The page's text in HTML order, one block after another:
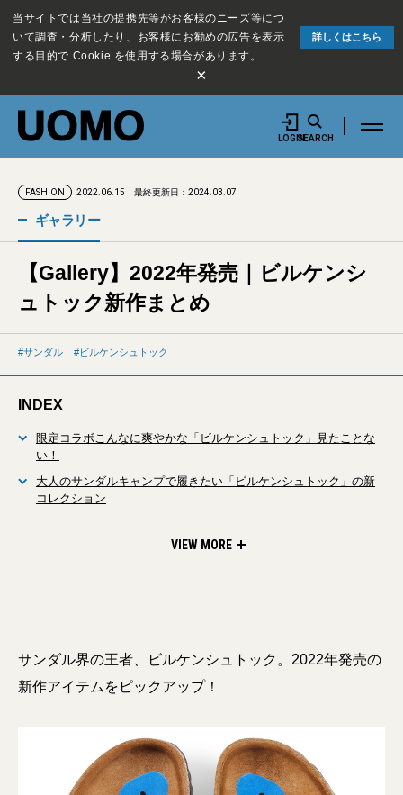
当サイトでは当社の提携先等がお客様のニーズ等につ
いて調査・分析したり、お客様にお勧めの広告を表示
する目的で Cookie を使用する場合があります。
詳しくはこちら
×
LOGINSEARCH
FASHION 2022.06.15 最終更新日：2024.03.07
ギャラリー
【Gallery】2022年発売｜ビルケンシ
ュトック新作まとめ
サンダル ビルケンシュトック
INDEX
限定コラボこんなに爽やかな「ビルケンシュトック」見たことな
い！
大人のサンダルキャンプで履きたい「ビルケンシュトック」の新
コレクション
ストン」が上質なホーウィンレザー仕様に
VIEW MORE
サンダル界の王者、ビルケンシュトック。2022年発売の
新作アイテムをピックアップ！